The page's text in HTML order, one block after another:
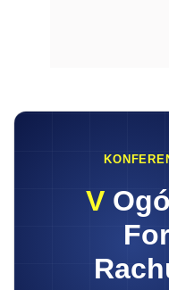
V